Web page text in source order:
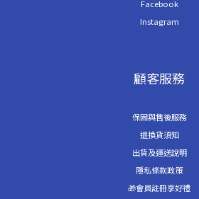
Facebook
Instagram
顧客服務
保固與售後服務
退換貨須知
出貨及運送說明
隱私條款政策
🎁會員註冊享好禮